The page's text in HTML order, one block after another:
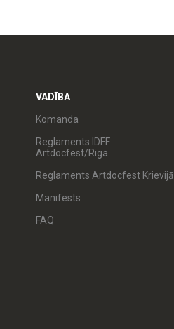
VADĪBA
Komanda
Reglaments IDFF
Artdocfest/Riga
Reglaments Artdocfest Krievijā
Manifests
FAQ